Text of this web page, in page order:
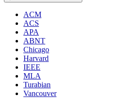
ACM
ACS
APA
ABNT
Chicago
Harvard
IEEE
MLA
Turabian
Vancouver